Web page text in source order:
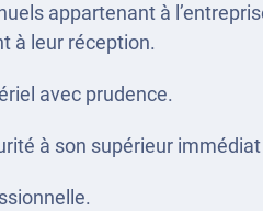
appartenant à
à leur réception.
avec prudence.
à son supérieur